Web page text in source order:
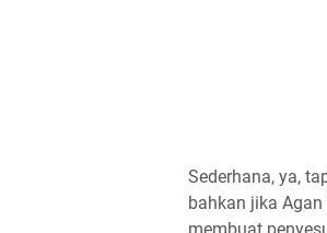
Sederhana, ya,
bahkan jika